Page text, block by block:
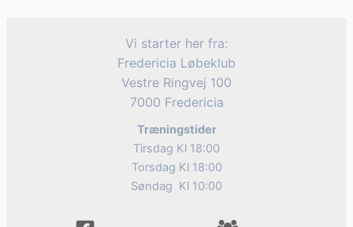
Vi starter her fra:
Fredericia Løbeklub
Vestre Ringvej 100
7000 Fredericia
Træningstider
Tirsdag Kl 18:00
Torsdag Kl 18:00
Søndag Kl 10:00